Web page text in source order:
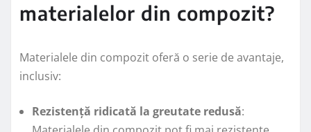
materialelor din compozit?
Materialele din compozit oferă o serie de avantaje,
inclusiv:
Rezistență ridicată la greutate redusă: